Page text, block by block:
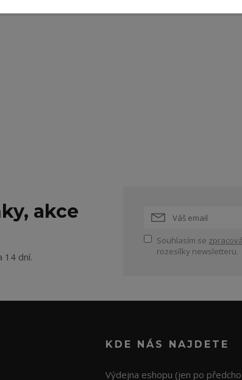
akce
14 dní.
Souhlasím se
rozesílky newsletteru.
KDE NÁS NAJDETE
Výdejna eshopu (jen po